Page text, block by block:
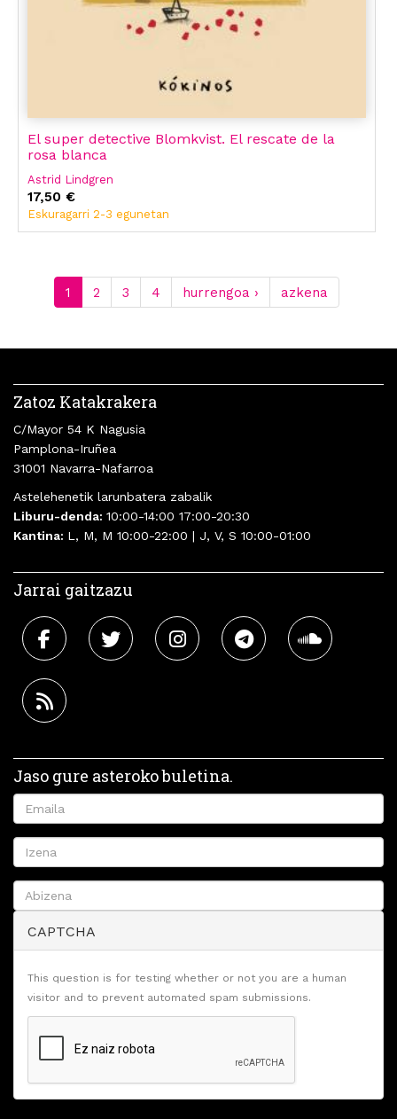
El super detective Blomkvist. El rescate de la
rosa blanca
Astrid Lindgren
17,50 €
Eskuragarri 2-3 egunetan
1 2 3 4 hurrengoa › azkena
Zatoz Katakrakera
C/Mayor 54 K Nagusia
Pamplona-Iruñea
31001 Navarra-Nafarroa
Astelehenetik larunbatera zabalik
Liburu-denda: 10:00-14:00 17:00-20:30
Kantina: L, M, M 10:00-22:00 | J, V, S 10:00-01:00
Jarrai gaitzazu
Jaso gure asteroko buletina.
CAPTCHA
This question is for testing whether or not you are a human
visitor and to prevent automated spam submissions.